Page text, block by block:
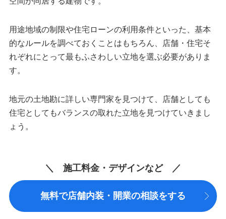
用途地域の制限や住宅ローンの利用条件といった、基本
的なルールを調べておくことはもちろん、店舗・住宅そ
れぞれにとって最もふさわしい立地を選ぶ必要がありま
す。
地元の土地勘に詳しい専門家を見つけて、店舗としても
住宅としてもバランスの取れた立地を見つけていきまし
ょう。
＼ 施工料金・デザインなど ／
無料で店舗内装・開業の相談をする